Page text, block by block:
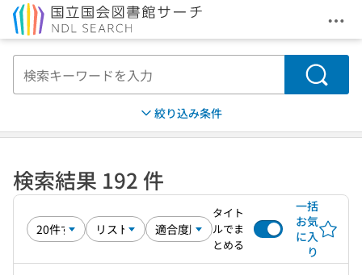
メ
検索
絞り込み条件
検索結果 192 件
タイト
ルでま
とめる
一括
お気
に入
り